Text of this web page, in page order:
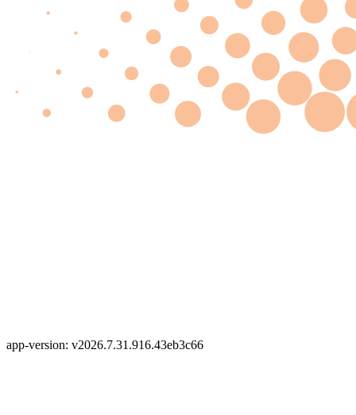
app-version: v2026.7.31.916.43eb3c66